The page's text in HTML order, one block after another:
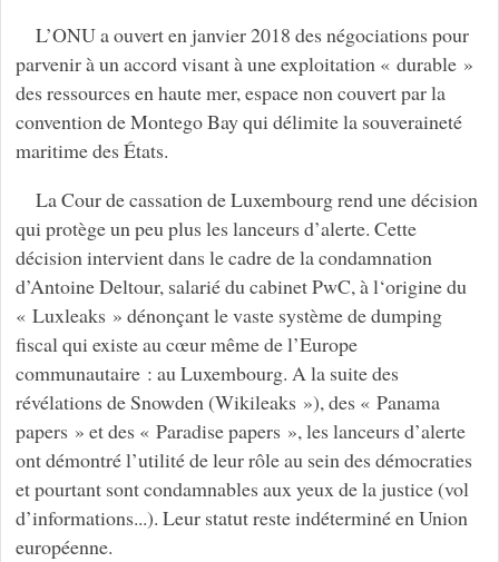
L’ONU a ouvert en janvier 2018 des négociations pour
parvenir à un accord visant à une exploitation « durable »
des ressources en haute mer, espace non couvert par la
convention de Montego Bay qui délimite la souveraineté
maritime des États.
La Cour de cassation de Luxembourg rend une décision
qui protège un peu plus les lanceurs d’alerte. Cette
décision intervient dans le cadre de la condamnation
d’Antoine Deltour, salarié du cabinet PwC, à l‘origine du
« Luxleaks » dénonçant le vaste système de dumping
fiscal qui existe au cœur même de l’Europe
communautaire : au Luxembourg. A la suite des
révélations de Snowden (Wikileaks »), des « Panama
papers » et des « Paradise papers », les lanceurs d’alerte
ont démontré l’utilité de leur rôle au sein des démocraties
et pourtant sont condamnables aux yeux de la justice (vol
d’informations...). Leur statut reste indéterminé en Union
européenne.